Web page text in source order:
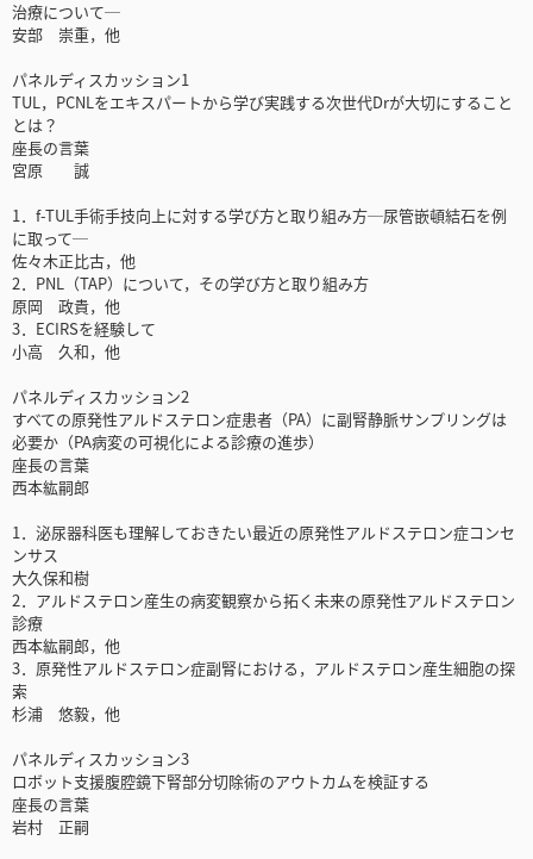
治療について─
安部 崇重，他
パネルディスカッション1
TUL，PCNLをエキスパートから学び実践する次世代Drが大切にすること
とは？
座長の言葉
宮原 誠
1．f-TUL手術手技向上に対する学び方と取り組み方─尿管嵌頓結石を例
に取って─
佐々木正比古，他
2．PNL（TAP）について，その学び方と取り組み方
原岡 政貴，他
3．ECIRSを経験して
小高 久和，他
パネルディスカッション2
すべての原発性アルドステロン症患者（PA）に副腎静脈サンプリングは
必要か（PA病変の可視化による診療の進歩）
座長の言葉
西本紘嗣郎
1．泌尿器科医も理解しておきたい最近の原発性アルドステロン症コンセ
ンサス
大久保和樹
2．アルドステロン産生の病変観察から拓く未来の原発性アルドステロン
診療
西本紘嗣郎，他
3．原発性アルドステロン症副腎における，アルドステロン産生細胞の探
索
杉浦 悠毅，他
パネルディスカッション3
ロボット支援腹腔鏡下腎部分切除術のアウトカムを検証する
座長の言葉
岩村 正嗣